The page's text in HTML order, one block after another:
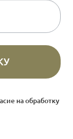
наобработку